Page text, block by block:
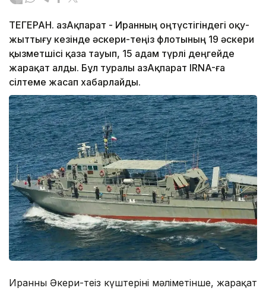
ТЕГЕРАН. ҚазАқпарат - Иранның оңтүстігіндегі оқу-
жыттығу кезінде әскери-теңіз флотының 19 әскери
қызметшісі қаза тауып, 15 адам түрлі деңгейде
жарақат алды. Бұл туралы ҚазАқпарат IRNA-ға
сілтеме жасап хабарлайды.
Иранның Әкери-теңіз күштерінің мәліметінше, жарақат